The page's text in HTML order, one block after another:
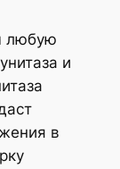
любую
и
в